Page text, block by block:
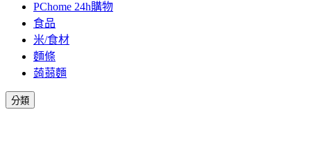
PChome 24h購物
食品
米/食材
麵條
蒟蒻麵
分類